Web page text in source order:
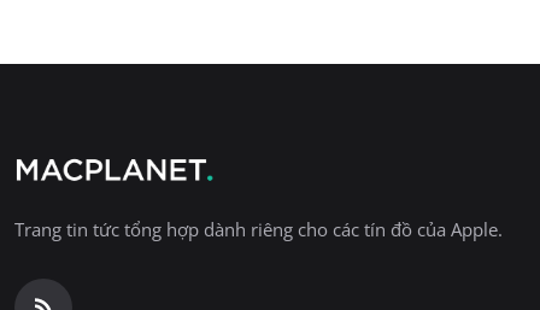
Trang tin tức tổng hợp dành riêng cho các tín đồ của Apple.